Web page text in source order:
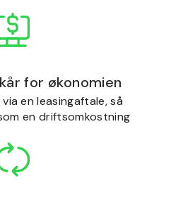
for økonomien
en leasingaftale, så
en driftsomkostning